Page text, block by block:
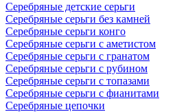
Серебряные детские серьги
Серебряные серьги без камней
Серебряные серьги конго
Серебряные серьги с аметистом
Серебряные серьги с гранатом
Серебряные серьги с рубином
Серебряные серьги с топазами
Серебряные серьги с фианитами
Серебряные цепочки